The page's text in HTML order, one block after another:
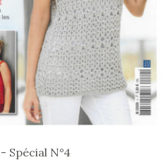
- Spécial N°4